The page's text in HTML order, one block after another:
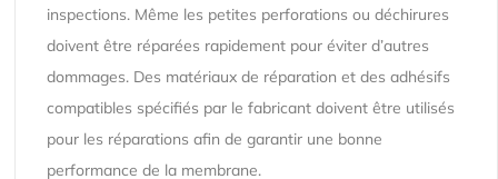
inspections. Même les petites perforations ou déchirures
doivent être réparées rapidement pour éviter d’autres
dommages. Des matériaux de réparation et des adhésifs
compatibles spécifiés par le fabricant doivent être utilisés
pour les réparations afin de garantir une bonne
performance de la membrane.